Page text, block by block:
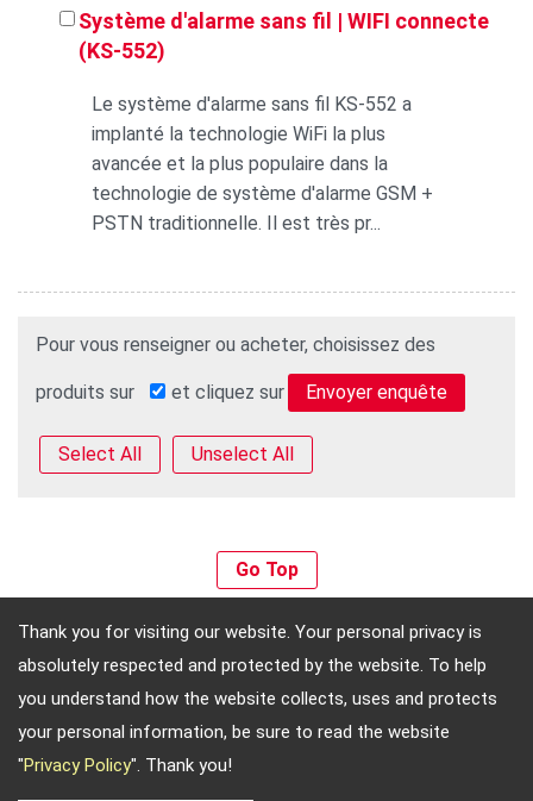
Thank you for visiting our website. Your personal privacy is
absolutely respected and protected by the website. To help
you understand how the website collects, uses and protects
your personal information, be sure to read the website
"Privacy Policy". Thank you!
Système d'alarme sans fil | WIFI connecte
(KS-552)
Le système d'alarme sans fil KS-552 a
implanté la technologie WiFi la plus
avancée et la plus populaire dans la
technologie de système d'alarme GSM +
PSTN traditionnelle. Il est très pr...
Pour vous renseigner ou acheter, choisissez des
produits sur et cliquez sur
Select All Unselect All
Go Top
Adresse: 4, Sec. 4, Jen-Ai Rd. Taipei, Taiwan, 10684
TEL: 886-2-2708-5151 FAX: 886-2-2703-5588 Email:
info@keysecurity.com.tw
Copyright © 2026
Key Security